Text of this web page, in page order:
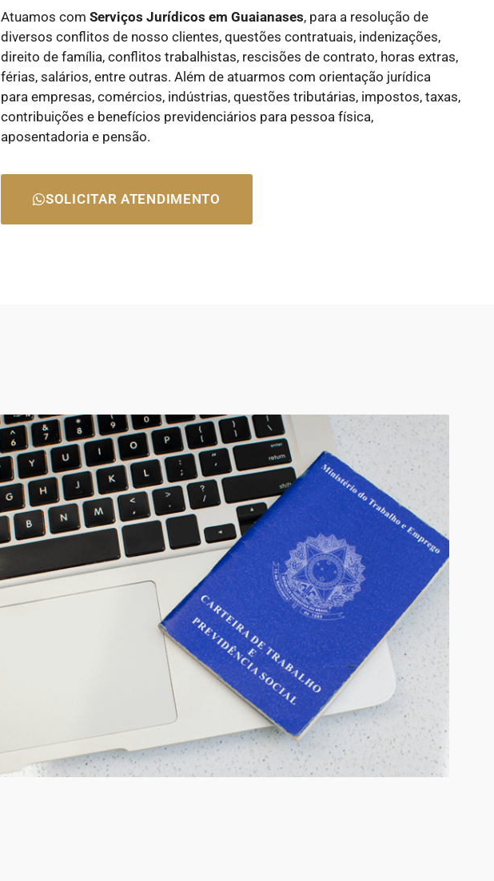
Atuamos comServiços Jurídicosem Guaianases, para a resolução de
diversos conflitos de nosso clientes, questões contratuais, indenizações,
direito de família, conflitos trabalhistas, rescisões de contrato, horas extras,
férias, salários, entre outras. Além de atuarmos com orientação jurídica
para empresas, comércios, indústrias, questões tributárias, impostos, taxas,
contribuições e benefícios previdenciários para pessoa física,
aposentadoria e pensão.
SOLICITAR ATENDIMENTO